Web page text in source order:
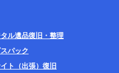
ル遺品復旧・整理
パック
ト（出張）復旧